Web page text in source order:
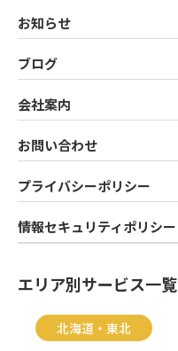
お知らせ
ブログ
会社案内
お問い合わせ
プライバシーポリシー
情報セキュリティポリシー
エリア別サービス一覧
北海道・東北